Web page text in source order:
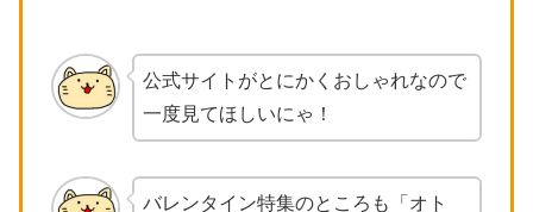
公式サイトがとにかくおしゃれなので
一度見てほしいにゃ！
バレンタイン特集のところも「オト